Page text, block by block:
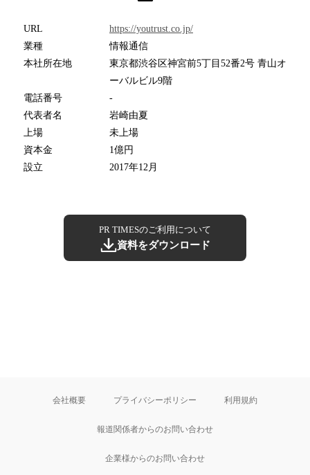
URL
https://youtrust.co.jp/
業種
情報通信
本社所在地
東京都渋谷区神宮前5丁目52番2号 青山オ
ーバルビル9階
電話番号
-
代表者名
岩崎由夏
上場
未上場
資本金
1億円
設立
2017年12月
PR TIMESのご利用について
資料をダウンロード
会社概要 プライバシーポリシー 利用規約
報道関係者からのお問い合わせ
企業様からのお問い合わせ